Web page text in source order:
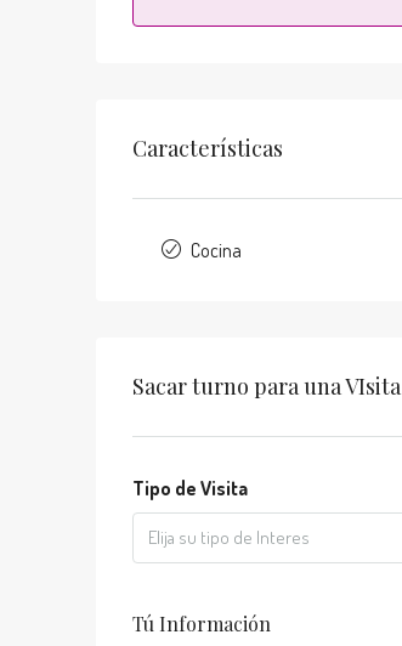
Características
Cocina
Sacar turno para una VIsita
Tipo de Visita
Elija su tipo de Interes
Tú Información